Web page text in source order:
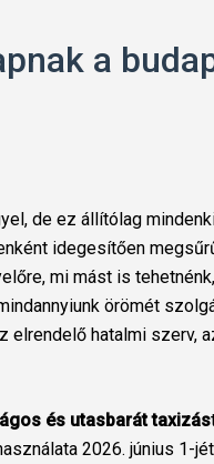
a
de ez állítólag
idegesítően
mi mást is
örömét
elrendelő hatalmi szerv,
és utasbarát taxizás
2026. június 1-